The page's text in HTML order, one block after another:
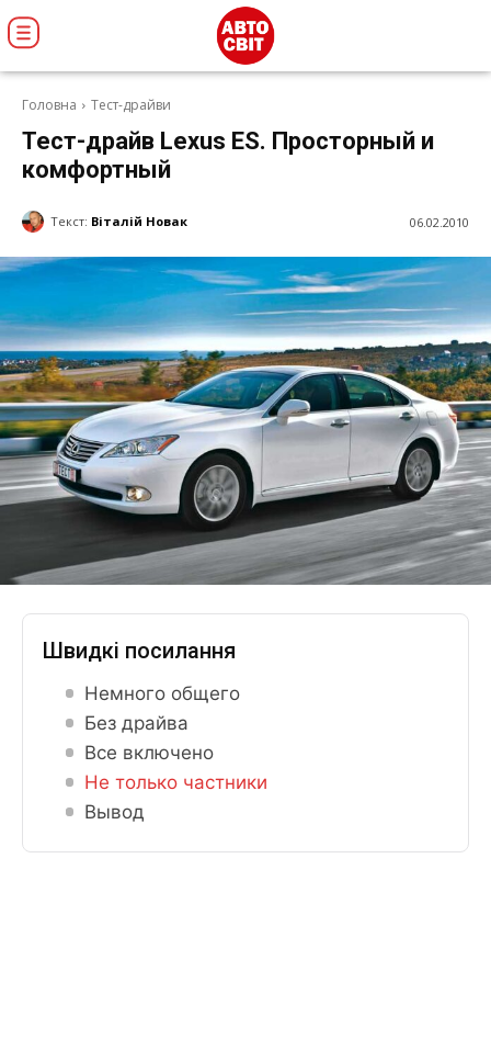
Головна Тест-драйви
Тест-драйв Lexus ES. Просторный и
комфортный
Текст: Віталій Новак 06.02.2010
Швидкі посилання
Немного общего
Без драйва
Все включено
Не только частники
Вывод